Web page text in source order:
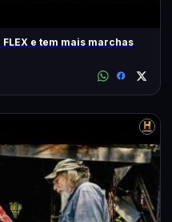
FLEX e tem mais marchas